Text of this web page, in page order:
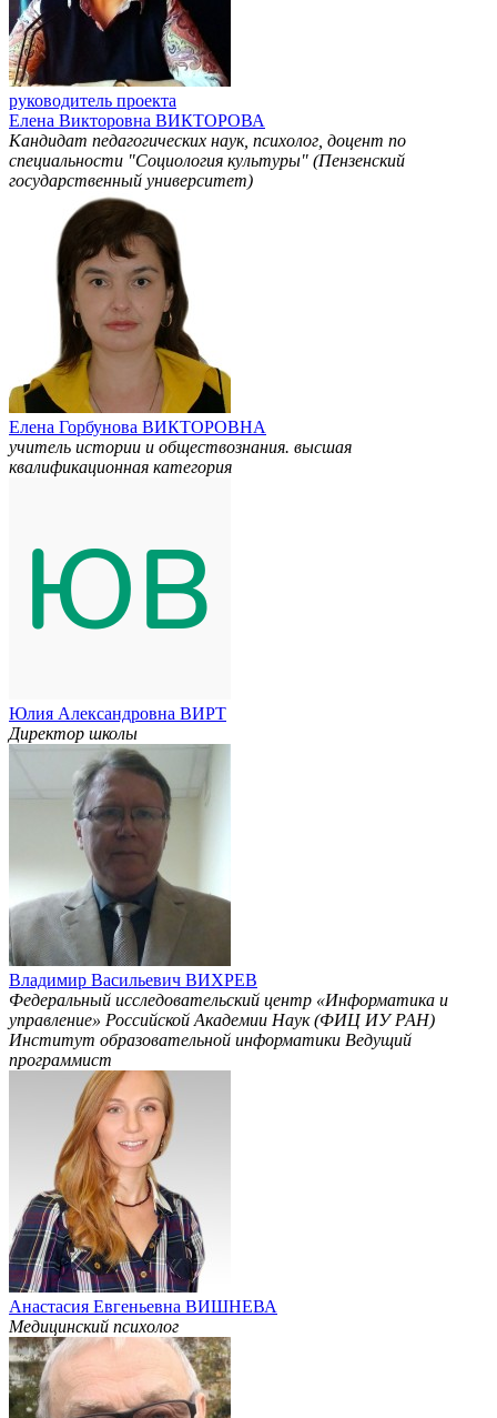
руководитель проекта
Елена Викторовна ВИКТОРОВА
Кандидат педагогических наук, психолог, доцент по
специальности "Социология культуры" (Пензенский
государственный университет)
Елена Горбунова ВИКТОРОВНА
учитель истории и обществознания. высшая
квалификационная категория
Юлия Александровна ВИРТ
Директор школы
Владимир Васильевич ВИХРЕВ
Федеральный исследовательский центр «Информатика и
управление» Российской Академии Наук (ФИЦ ИУ РАН)
Институт образовательной информатики Ведущий
программист
Анастасия Евгеньевна ВИШНЕВА
Медицинский психолог